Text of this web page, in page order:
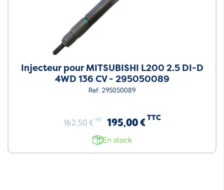
Injecteur pour MITSUBISHI L200 2.5 DI-D
4WD 136 CV - 295050089
Ref. 295050089
162,50 € HT 195,00 € TTC
En stock